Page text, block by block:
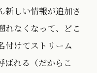
しい情報が追加さ
れなくなって、どこ
付けてストリーム
ばれる（だからこ